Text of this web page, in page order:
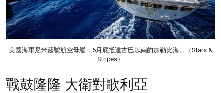
美國海軍尼米茲號航空母艦，5月底抵達古巴以南的加勒比海。（Stars &
Stripes）
戰鼓隆隆 大衛對歌利亞